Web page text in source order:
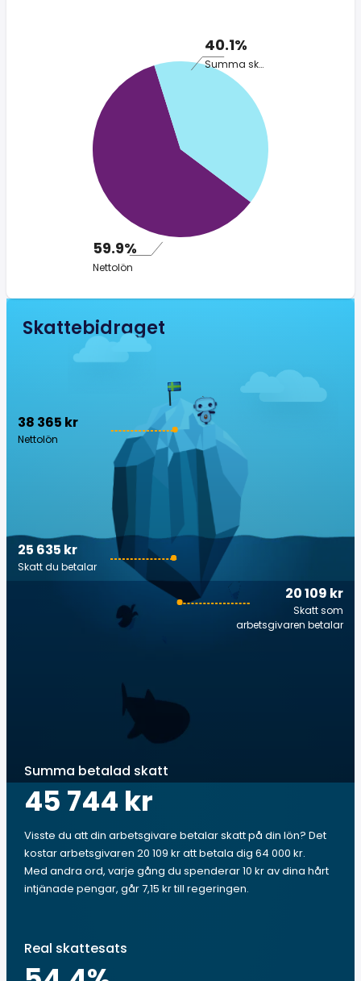
40.1%
Summa skatt
59.9%
Nettolön
Skattebidraget
38 365 kr
Nettolön
20 109 kr
Skatt som
arbetsgivaren betalar
25 635 kr
Skatt du betalar
Summa betalad skatt
45 744 kr
Visste du att din arbetsgivare betalar skatt på din lön? Det
kostar arbetsgivaren 20 109 kr att betala dig 64 000 kr.
Med andra ord, varje gång du spenderar 10 kr av dina hårt
intjänade pengar, går 7,15 kr till regeringen.
Real skattesats